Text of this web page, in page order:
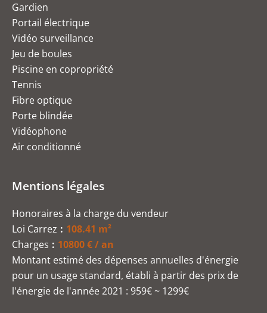
Gardien
Portail électrique
Vidéo surveillance
Jeu de boules
Piscine en copropriété
Tennis
Fibre optique
Porte blindée
Vidéophone
Air conditionné
Mentions légales
Honoraires à la charge du vendeur
Loi Carrez
108.41 m²
Charges
10800 € / an
Montant estimé des dépenses annuelles d'énergie
pour un usage standard, établi à partir des prix de
l'énergie de l'année 2021 : 959€ ~ 1299€